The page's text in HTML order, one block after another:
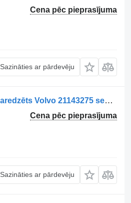
Cena pēc pieprasījuma
Sazināties ar pārdevēju
Motor hidraulic ventilator de răcire 21143275-12 hidromotors paredzēts Volvo 21143275 second-hand kravas automašīnas
Cena pēc pieprasījuma
Sazināties ar pārdevēju